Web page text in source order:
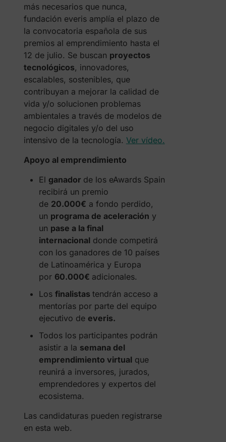
más necesarios que nunca,
fundación everis amplía el plazo de
la convocatoria española de sus
premios al emprendimiento hasta el
12 de julio. Se buscan proyectos
tecnológicos, innovadores,
escalables, sostenibles, que
contribuyan a mejorar la calidad de
vida y/o solucionen problemas
ambientales a través de modelos de
negocio digitales y/o del uso
intensivo de la tecnología. Ver vídeo.
Apoyo al emprendimiento
El ganador de los eAwards Spain
recibirá un premio
de 20.000€ a fondo perdido,
un programa de aceleración y
un pase a la final
internacional donde competirá
con los ganadores de 10 países
de Latinoamérica y Europa
por 60.000€ adicionales.
Los finalistas tendrán acceso a
mentorías por parte del equipo
ejecutivo de everis.
Todos los participantes podrán
asistir a la semana del
emprendimiento virtual que
reunirá a inversores, jurados,
emprendedores y expertos del
ecosistema.
Las candidaturas pueden registrarse
en esta web.